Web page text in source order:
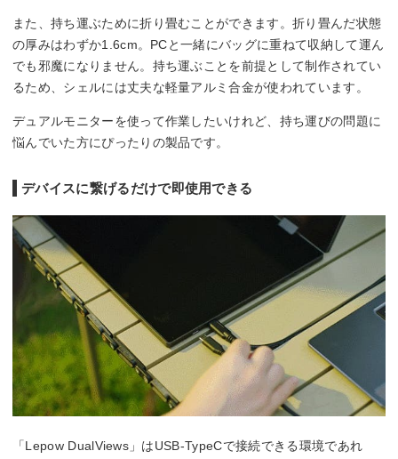
また、持ち運ぶために折り畳むことができます。折り畳んだ状態
の厚みはわずか1.6cm。PCと一緒にバッグに重ねて収納して運ん
でも邪魔になりません。持ち運ぶことを前提として制作されてい
るため、シェルには丈夫な軽量アルミ合金が使われています。
デュアルモニターを使って作業したいけれど、持ち運びの問題に
悩んでいた方にぴったりの製品です。
デバイスに繋げるだけで即使用できる
「Lepow DualViews」はUSB-TypeCで接続できる環境であれ